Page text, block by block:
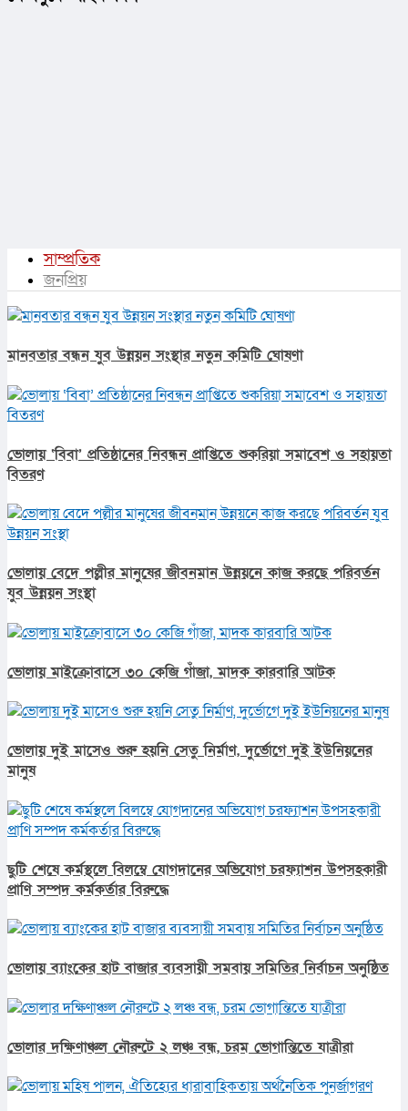
সাম্প্রতিক
জনপ্রিয়
মানবতার বন্ধন যুব উন্নয়ন সংস্থার নতুন কমিটি ঘোষণা
ভোলায় ‘বিবা’ প্রতিষ্ঠানের নিবন্ধন প্রাপ্তিতে শুকরিয়া সমাবেশ ও সহায়তা
বিতরণ
ভোলায় বেদে পল্লীর মানুষের জীবনমান উন্নয়নে কাজ করছে পরিবর্তন
যুব উন্নয়ন সংস্থা
ভোলায় মাইক্রোবাসে ৩০ কেজি গাঁজা, মাদক কারবারি আটক
ভোলায় দুই মাসেও শুরু হয়নি সেতু নির্মাণ, দুর্ভোগে দুই ইউনিয়নের
মানুষ
ছুটি শেষে কর্মস্থলে বিলম্বে যোগদানের অভিযোগ চরফ্যাশন উপসহকারী
প্রাণি সম্পদ কর্মকর্তার বিরুদ্ধে
ভোলায় ব্যাংকের হাট বাজার ব্যবসায়ী সমবায় সমিতির নির্বাচন অনুষ্ঠিত
ভোলার দক্ষিণাঞ্চল নৌরুটে ২ লঞ্চ বন্ধ, চরম ভোগান্তিতে যাত্রীরা